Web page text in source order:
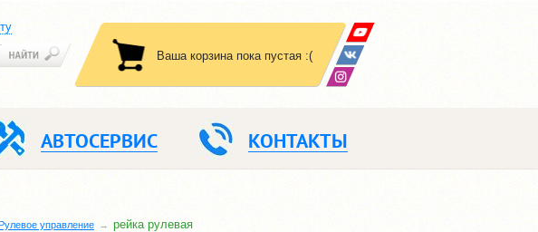
Ваша корзина пока пустая :(
АВТОСЕРВИС КОНТАКТЫ
управление рейка рулевая